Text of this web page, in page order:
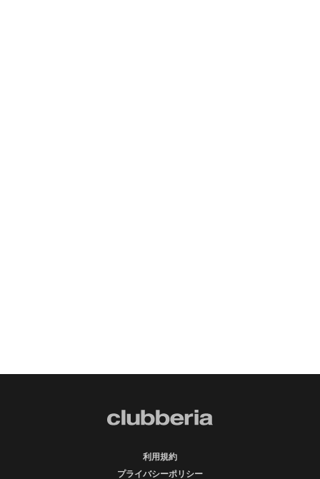
利用規約
プライバシーポリシー